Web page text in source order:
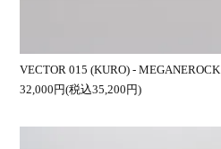
VECTOR 015 (KURO) - MEGANEROCK
32,000円(税込35,200円)